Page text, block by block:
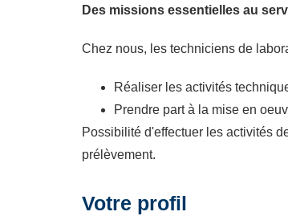
Des missions essentielles au
Chez nous, les techniciens de
Réaliser les activités
Prendre part à la mise en
Possibilité d'effectuer les activités
prélèvement.
Votre profil